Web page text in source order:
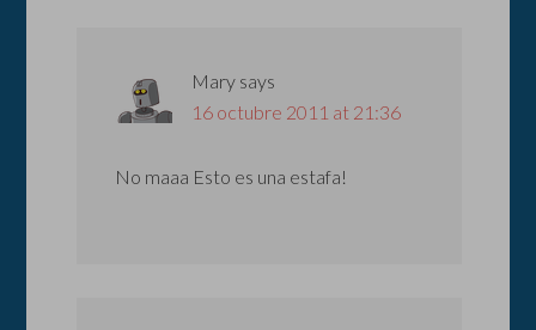
Mary says
16 octubre 2011 at 21:36
No maaa Esto es una estafa!